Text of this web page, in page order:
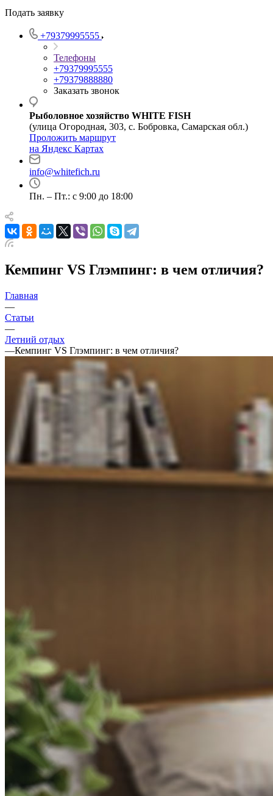
Подать заявку
+79379995555
Телефоны
+79379995555
+79379888880
Заказать звонок
Рыболовное хозяйство WHITE FISH
(улица Огородная, 303, с. Бобровка, Самарская обл.)
Проложить маршрут
на Яндекс Картах
info@whitefich.ru
Пн. – Пт.: с 9:00 до 18:00
Кемпинг VS Глэмпинг: в чем отличия?
Главная
—
Статьи
—
Летний отдых
—Кемпинг VS Глэмпинг: в чем отличия?